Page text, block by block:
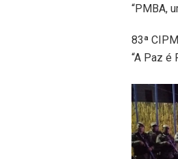
“PMBA,
83ª
“A Paz é